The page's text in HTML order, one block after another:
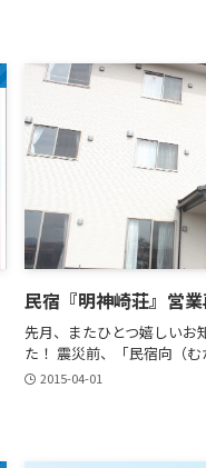
民宿『明神崎荘』営
先月、またひとつ嬉しいお
た！ 震災前、「民宿向（む
2015-04-01